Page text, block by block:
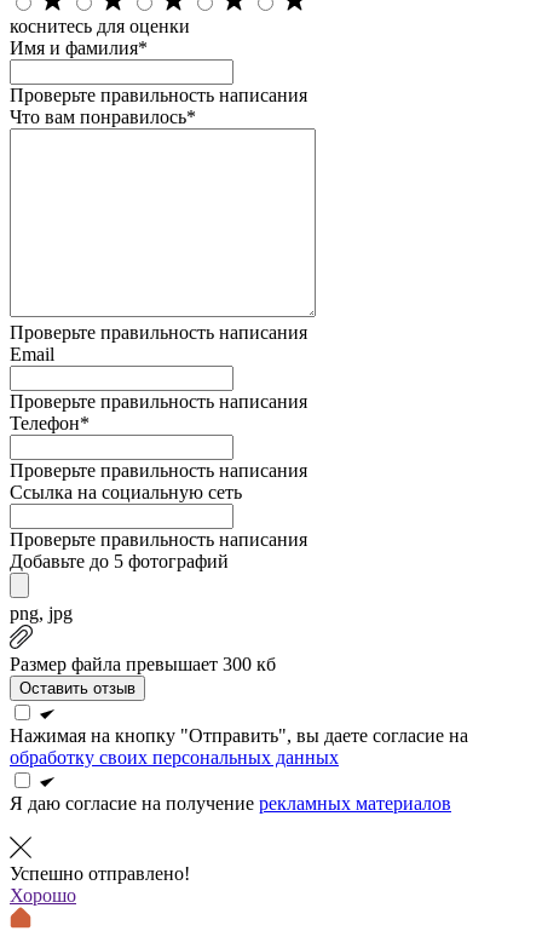
коснитесь для оценки
Имя и фамилия*
Проверьте правильность написания
Что вам понравилось*
Проверьте правильность написания
Email
Проверьте правильность написания
Телефон*
Проверьте правильность написания
Ссылка на социальную сеть
Проверьте правильность написания
Добавьте до 5 фотографий
png, jpg
Размер файла превышает 300 кб
Оставить отзыв
Нажимая на кнопку "Отправить", вы даете согласие на
обработку своих персональных данных
Я даю согласие на получение рекламных материалов
Успешно отправлено!
Хорошо